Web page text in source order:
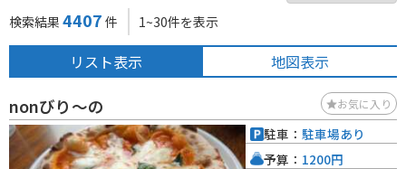
検索結果 4407 件 1~30件を表示
リスト表示 地図表示
nonびり～の お気に入り
駐車： 駐車場あり
予算： 1200円